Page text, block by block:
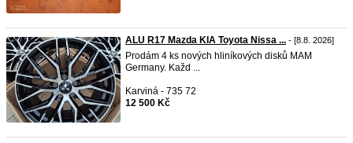
ALU R17 Mazda KIA Toyota Nissa ... - [8.8. 2026]
Prodám 4 ks nových hliníkových disků MAM
Germany. Každ ...
Karviná - 735 72
12 500 Kč